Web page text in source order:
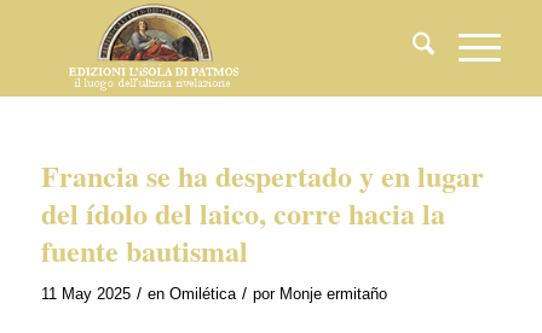
Francia se ha despertado y en lugar
del ídolo del laico, corre hacia la
fuente bautismal
11 May 2025 / en Omilética / por Monje ermitaño